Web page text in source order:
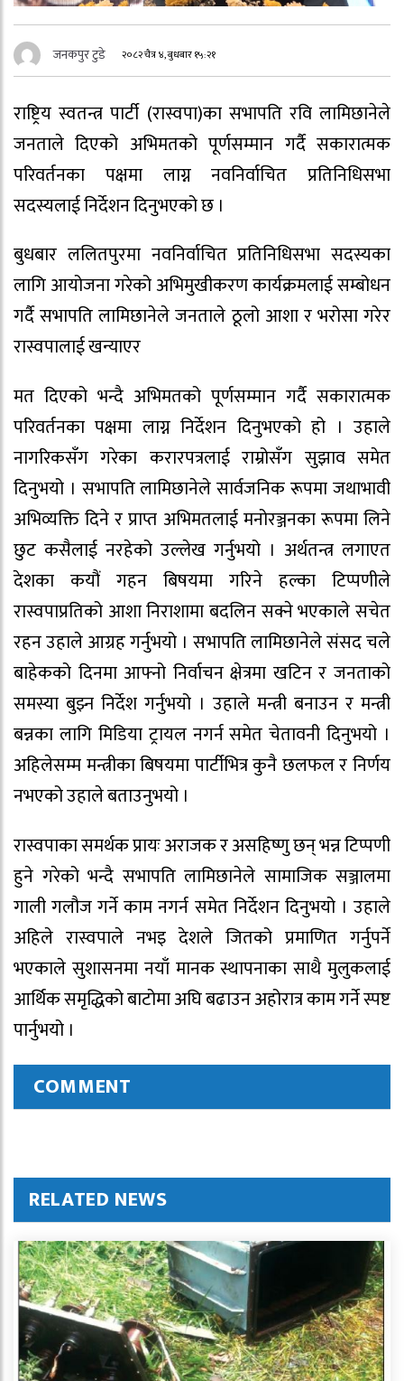
जनकपुर टुडे २०८२ चैत्र ४, बुधबार १५:२१
राष्ट्रिय स्वतन्त्र पार्टी (रास्वपा)का सभापति रवि लामिछानेले
जनताले दिएको अभिमतको पूर्णसम्मान गर्दै सकारात्मक
परिवर्तनका पक्षमा लाग्न नवनिर्वाचित प्रतिनिधिसभा
सदस्यलाई निर्देशन दिनुभएको छ ।
बुधबार ललितपुरमा नवनिर्वाचित प्रतिनिधिसभा सदस्यका
लागि आयोजना गरेको अभिमुखीकरण कार्यक्रमलाई सम्बोधन
गर्दै सभापति लामिछानेले जनताले ठूलो आशा र भरोसा गरेर
रास्वपालाई खन्याएर
मत दिएको भन्दै अभिमतको पूर्णसम्मान गर्दै सकारात्मक
परिवर्तनका पक्षमा लाग्न निर्देशन दिनुभएको हो । उहाले
नागरिकसँग गरेका करारपत्रलाई राम्रोसँग सुझाव समेत
दिनुभयो । सभापति लामिछानेले सार्वजनिक रूपमा जथाभावी
अभिव्यक्ति दिने र प्राप्त अभिमतलाई मनोरञ्जनका रूपमा लिने
छुट कसैलाई नरहेको उल्लेख गर्नुभयो । अर्थतन्त्र लगाएत
देशका कयौं गहन बिषयमा गरिने हल्का टिप्पणीले
रास्वपाप्रतिको आशा निराशामा बदलिन सक्ने भएकाले सचेत
रहन उहाले आग्रह गर्नुभयो । सभापति लामिछानेले संसद चले
बाहेकको दिनमा आफ्नो निर्वाचन क्षेत्रमा खटिन र जनताको
समस्या बुझ्न निर्देश गर्नुभयो । उहाले मन्त्री बनाउन र मन्त्री
बन्नका लागि मिडिया ट्रायल नगर्न समेत चेतावनी दिनुभयो ।
अहिलेसम्म मन्त्रीका बिषयमा पार्टीभित्र कुनै छलफल र निर्णय
नभएको उहाले बताउनुभयो ।
रास्वपाका समर्थक प्रायः अराजक र असहिष्णु छन् भन्न टिप्पणी
हुने गरेको भन्दै सभापति लामिछानेले सामाजिक सञ्जालमा
गाली गलौज गर्ने काम नगर्न समेत निर्देशन दिनुभयो । उहाले
अहिले रास्वपाले नभइ देशले जितको प्रमाणित गर्नुपर्ने
भएकाले सुशासनमा नयाँ मानक स्थापनाका साथै मुलुकलाई
आर्थिक समृद्धिको बाटोमा अघि बढाउन अहोरात्र काम गर्ने स्पष्ट
पार्नुभयो ।
COMMENT
RELATED NEWS